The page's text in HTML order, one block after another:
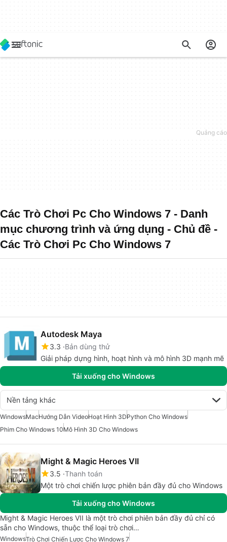
Các Trò Chơi Pc Cho Windows 7 - Danh
mục chương trình và ứng dụng - Chủ đề -
Các Trò Chơi Pc Cho Windows 7
Autodesk Maya
3.3 Bản dùng thử
Giải pháp dựng hình, hoạt hình và mô hình 3D mạnh mẽ
Tải xuống cho Windows
Nền tảng khác
WindowsMacHướng Dẫn VideoHoạt Hình 3DPython Cho Windows
Phim Cho Windows 10Mô Hình 3D Cho Windows
Might & Magic Heroes VII
3.5 Thanh toán
Một trò chơi chiến lược phiên bản đầy đủ cho Windows
Tải xuống cho Windows
Might & Magic Heroes VII là một trò chơi phiên bản đầy đủ chỉ có
sẵn cho Windows, thuộc thể loại trò chơi…
WindowsTrò Chơi Chiến Lược Cho Windows 7